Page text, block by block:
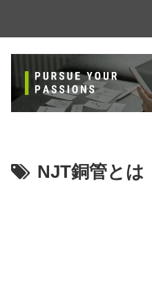
NJT銅管とは